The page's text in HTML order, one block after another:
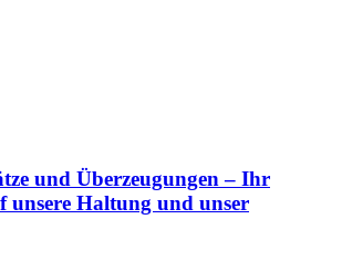
und Überzeugungen – Ihr
unsere Haltung und unser